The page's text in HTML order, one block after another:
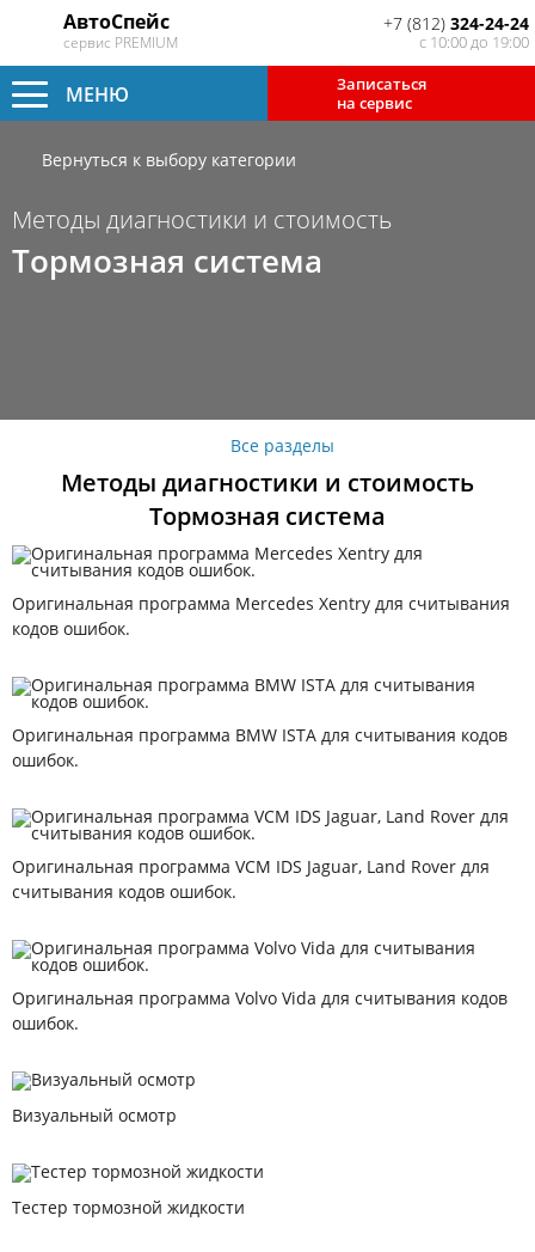
АвтоСпейс
сервис PREMIUM
+7 (812) 324-24-24
с 10:00 до 19:00
Записаться
на сервис
МЕНЮ
Вернуться к выбору категории
Методы диагностики и стоимость
Тормозная система
Все разделы
Методы диагностики и стоимость
Тормозная система
Оригинальная программа Mercedes Xentry для считывания
кодов ошибок.
Оригинальная программа BMW ISTA для считывания кодов
ошибок.
Оригинальная программа VCM IDS Jaguar, Land Rover для
считывания кодов ошибок.
Оригинальная программа Volvo Vida для считывания кодов
ошибок.
Визуальный осмотр
Тестер тормозной жидкости